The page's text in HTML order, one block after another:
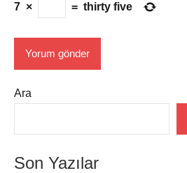
7 × = thirty five
Ara
Son Yazılar